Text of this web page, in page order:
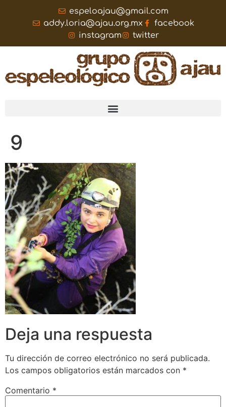
espeloajau@gmail.com
addy.loria@ajau.org.mx
facebook
instagram
twitter
9
Deja una respuesta
Tu dirección de correo electrónico no será publicada.
Los campos obligatorios están marcados con *
Comentario *